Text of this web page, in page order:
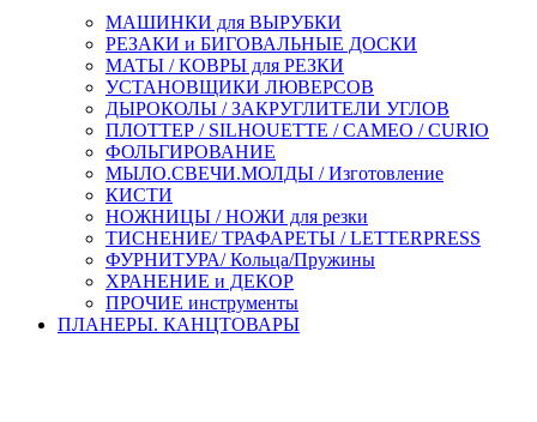
МАШИНКИ для ВЫРУБКИ
РЕЗАКИ и БИГОВАЛЬНЫЕ ДОСКИ
МАТЫ / КОВРЫ для РЕЗКИ
УСТАНОВЩИКИ ЛЮВЕРСОВ
ДЫРОКОЛЫ / ЗАКРУГЛИТЕЛИ УГЛОВ
ПЛОТТЕР / SILHOUETTE / CAMEO / CURIO
ФОЛЬГИРОВАНИЕ
МЫЛО.СВЕЧИ.МОЛДЫ / Изготовление
КИСТИ
НОЖНИЦЫ / НОЖИ для резки
ТИСНЕНИЕ/ ТРАФАРЕТЫ / LETTERPRESS
ФУРНИТУРА/ Кольца/Пружины
ХРАНЕНИЕ и ДЕКОР
ПРОЧИЕ инструменты
ПЛАНЕРЫ. КАНЦТОВАРЫ